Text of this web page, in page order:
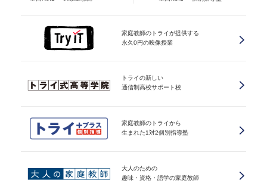
家庭教師のトライが提供する
永久0円の映像授業
トライの新しい
通信制高校サポート校
家庭教師のトライから
生まれた1対2個別指導塾
大人のための
趣味・資格・語学の家庭教師